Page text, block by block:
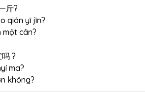
斤?
qián yī jīn?
một cân?
?
ma?
không?